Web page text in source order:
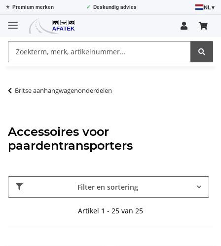
⭐ Premium merken ✓ Deskundig advies NL▾
Britse aanhangwagenonderdelen
Accessoires voor
paardentransporters
Filter en sortering
Artikel 1 - 25 van 25